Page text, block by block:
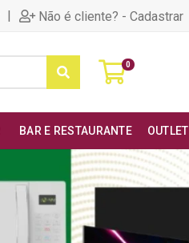
| Não é cliente? - Cadastrar
0
BAR E RESTAURANTE OUTLET